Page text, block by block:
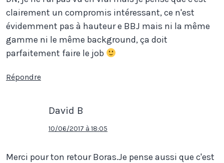
clairement un compromis intéressant, ce n'est
évidemment pas à hauteur e BBJ mais ni la même
gamme ni le même background, ça doit
parfaitement faire le job
Répondre
David B
10/06/2017 à 18:05
Merci pour ton retour Boras.Je pense aussi que c'est